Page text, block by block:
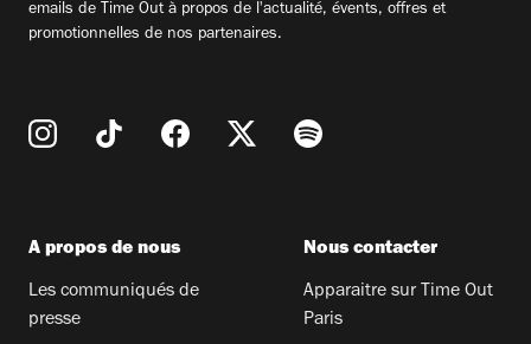
emails de Time Out à propos de l'actualité, évents, offres et
promotionnelles de nos partenaires.
A propos de nous
Les communiqués de
presse
Nous contacter
Apparaitre sur Time Out
Paris